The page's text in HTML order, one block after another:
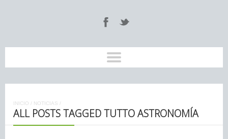
INICIO / NOTICIAS /
ALL POSTS TAGGED TUTTO ASTRONOMÍA